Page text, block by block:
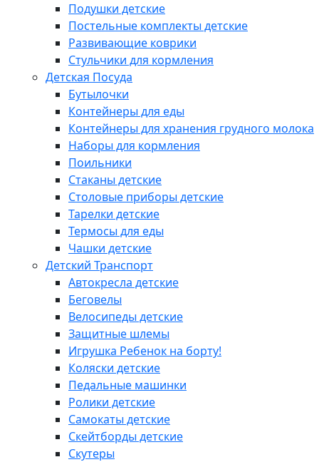
Подушки детские
Постельные комплекты детские
Развивающие коврики
Стульчики для кормления
Детская Посуда
Бутылочки
Контейнеры для еды
Контейнеры для хранения грудного молока
Наборы для кормления
Поильники
Стаканы детские
Столовые приборы детские
Тарелки детские
Термосы для еды
Чашки детские
Детский Транспорт
Автокресла детские
Беговелы
Велосипеды детские
Защитные шлемы
Игрушка Ребенок на борту!
Коляски детские
Педальные машинки
Ролики детские
Самокаты детские
Скейтборды детские
Скутеры